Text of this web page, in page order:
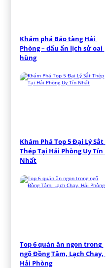
Khám phá Bảo tàng Hải
Phòng – dấu ấn lịch sử oai
hùng
Khám Phá Top 5 Đại Lý Sắt
Thép Tại Hải Phòng Uy Tín
Nhất
Top 6 quán ăn ngon trong
ngõ Đồng Tâm, Lạch Chay,
Hải Phòng